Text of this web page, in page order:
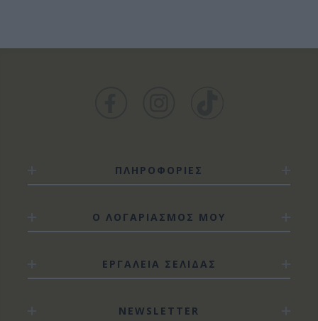
ΠΛΗΡΟΦΟΡΙΕΣ
Ο ΛΟΓΑΡΙΑΣΜΟΣ ΜΟΥ
ΕΡΓΑΛΕΙΑ ΣΕΛΙΔΑΣ
NEWSLETTER